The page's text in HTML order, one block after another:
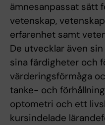
ämnesanpassat sätt
vetenskap,
erfarenhet samt
De utvecklar även
sina färdigheter och
värderingsförmåga
tanke- och
optometri och ett
kursindelade